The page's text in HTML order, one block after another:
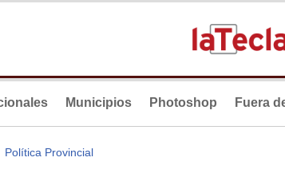
Municipios Photoshop Fuera
Política Provincial